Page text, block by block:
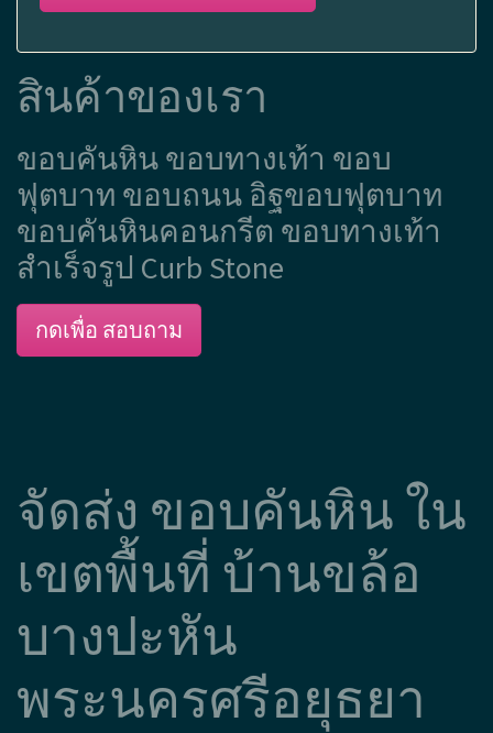
สินค้าของเรา
ขอบคันหิน ขอบทางเท้า ขอบ
ฟุตบาท ขอบถนน อิฐขอบฟุตบาท
ขอบคันหินคอนกรีต ขอบทางเท้า
สำเร็จรูป Curb Stone
กดเพื่อ สอบถาม
จัดส่ง ขอบคันหิน ใน
เขตพื้นที่ บ้านขล้อ
บางปะหัน
พระนครศรีอยุธยา